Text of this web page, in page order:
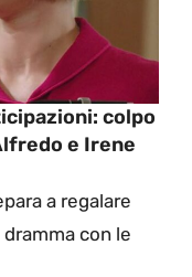
colpo
e Irene
a regalare
con le